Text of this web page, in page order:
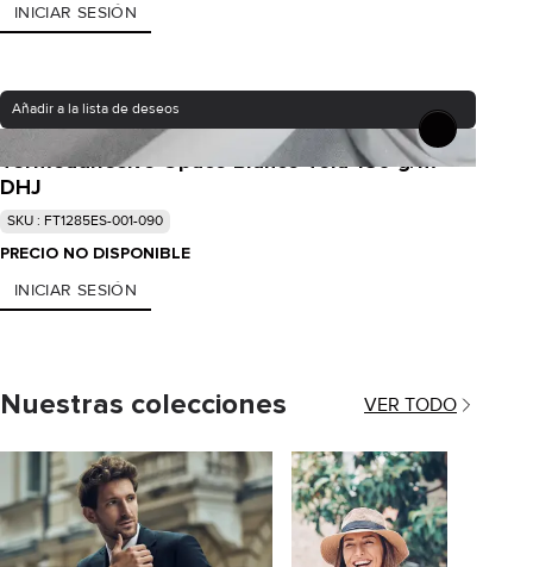
INICIAR SESIÓN
Añadir a la lista de deseos
Termoadhesivo Opaco Blanco Tela 180 g/m² -
DHJ
SKU : FT1285ES-001-090
PRECIO NO DISPONIBLE
INICIAR SESIÓN
Nuestras colecciones VER TODO